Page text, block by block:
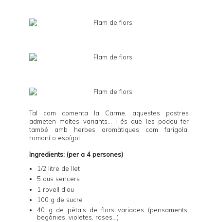
Tal com comenta la Carme, aquestes postres
admeten moltes variants... i és que les podeu fer
també amb herbes aromàtiques com farigola,
romaní o espígol.
Ingredients: (per a 4 persones)
1/2 litre de llet
5 ous sencers
1 rovell d'ou
100 g de sucre
40 g de pètals de flors variades (pensaments,
begònies, violetes, roses...)